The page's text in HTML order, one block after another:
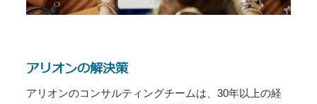
アリオンの解決策
アリオンのコンサルティングチームは、30年以上の経